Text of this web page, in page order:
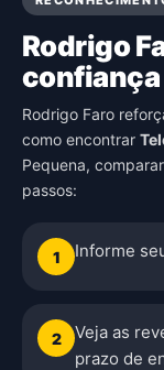
Rodrigo
confiança
Rodrigo Faro
como encontrar
Pequena,
passos:
1 Informe
2
Veja as
prazo de